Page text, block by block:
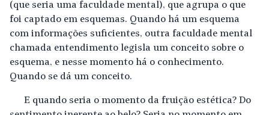
(que seria uma faculdade mental), que agrupa o que
foi captado em esquemas. Quando há um esquema
com informações suficientes, outra faculdade mental
chamada entendimento legisla um conceito sobre o
esquema, e nesse momento há o conhecimento.
Quando se dá um conceito.
E quando seria o momento da fruição estética? Do